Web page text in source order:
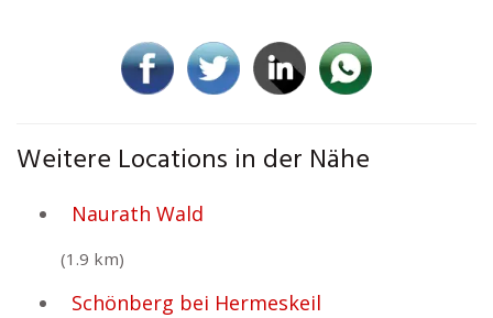
Weitere Locations in der Nähe
Naurath Wald
(1.9 km)
Schönberg bei Hermeskeil